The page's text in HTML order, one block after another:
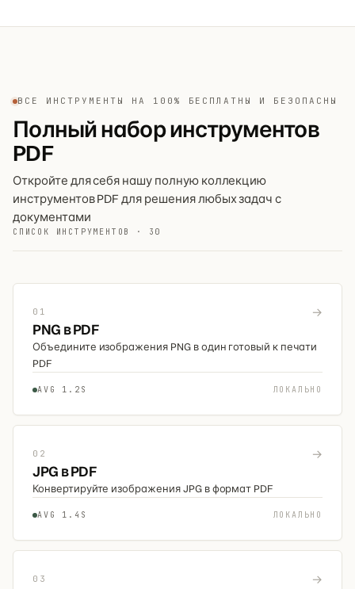
ВСЕ ИНСТРУМЕНТЫ НА 100% БЕСПЛАТНЫ И БЕЗОПАСНЫ
Полный набор инструментов
PDF
Откройте для себя нашу полную коллекцию
инструментов PDF для решения любых задач с
документами
СПИСОК ИНСТРУМЕНТОВ · 30
01 →
PNG в PDF
Объедините изображения PNG в один готовый к печати
PDF
AVG 1.2S ЛОКАЛЬНО
02 →
JPG в PDF
Конвертируйте изображения JPG в формат PDF
AVG 1.4S ЛОКАЛЬНО
03 →